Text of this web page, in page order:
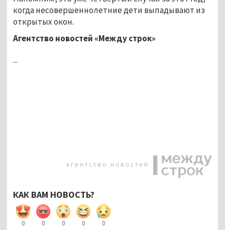
когда несовершеннолетние дети выпадывают из
открытых окон.
Агентство новостей «Между строк»
...
КАК ВАМ НОВОСТЬ?
0 0 0 0 0